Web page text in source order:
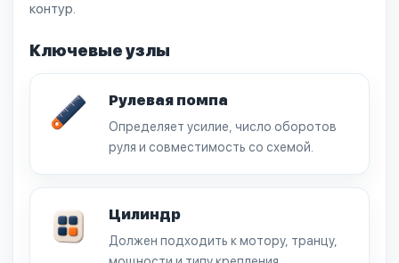
контур.
Ключевые узлы
Рулевая помпа
Определяет усилие, число оборотов
руля и совместимость со схемой.
Цилиндр
Должен подходить к мотору, транцу,